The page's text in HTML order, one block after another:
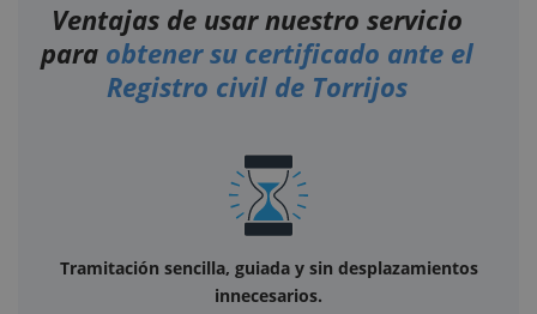
Ventajas de usar nuestro servicio
para obtener su certificado ante el
Registro civil de Torrijos
Tramitación sencilla, guiada y sin desplazamientos
innecesarios.